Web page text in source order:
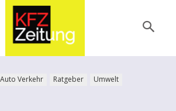
Auto Verkehr Ratgeber Umwelt